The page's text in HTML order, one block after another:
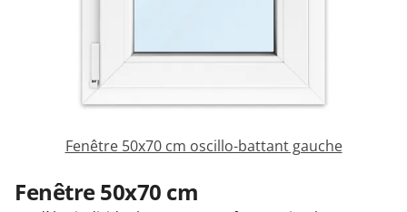
Clôtures et portails
Conseils gratuits
Fenêtre 50x70 cm oscillo-battant gauche
Fenêtre 50x70 cm